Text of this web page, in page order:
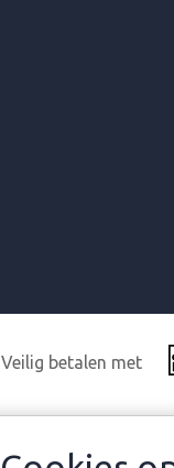
Veilig betalen met